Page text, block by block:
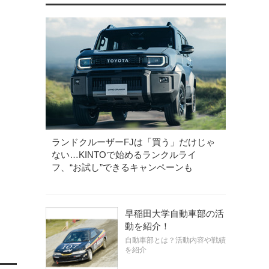
ランドクルーザーFJは「買う」だけじゃ
ない…KINTOで始めるランクルライ
フ、“お試し”できるキャンペーンも
早稲田大学自動車部の活
動を紹介！
自動車部とは？活動内容や戦績
を紹介